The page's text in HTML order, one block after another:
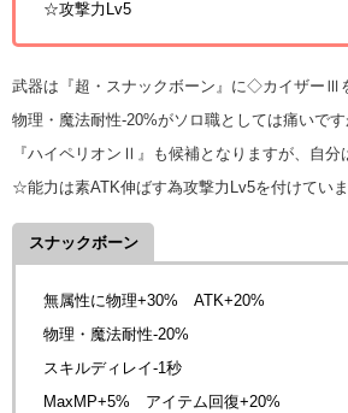
☆攻撃力Lv5
武器は『超・スナックボーン』に◇カイザーⅢ
物理・魔法耐性-20%がソロ職としては痛いです
『ハイペリオンⅡ』も候補となりますが、自分
☆能力は素ATK伸ばす為攻撃力Lv5を付けていま
スナックボーン
無属性に物理+30% ATK+20%
物理・魔法耐性-20%
スキルディレイ-1秒
MaxMP+5% アイテム回復+20%